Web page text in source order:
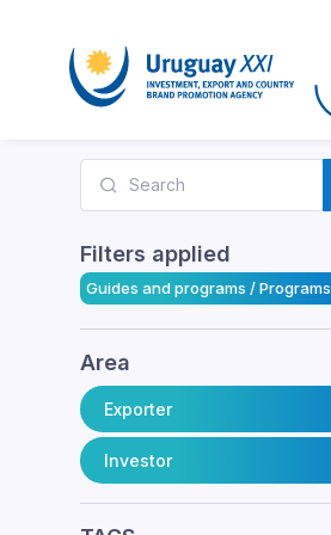
Filters applied
Guides and programs / Programs
Area
Exporter
Investor